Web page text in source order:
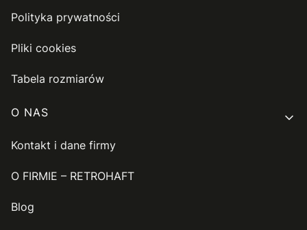
Polityka prywatności
Pliki cookies
Tabela rozmiarów
O NAS
Kontakt i dane firmy
O FIRMIE – RETROHAFT
Blog